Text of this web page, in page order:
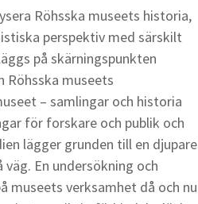
Röhsska museets historia,
perspektiv med särskilt
på skärningspunkten
Röhsska museets
– samlingar och historia
för forskare och publik och
lägger grunden till en djupare
En undersökning och
museets verksamhet då och nu